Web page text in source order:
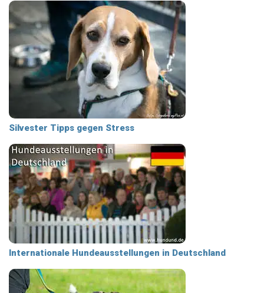
Silvester Tipps gegen Stress
Internationale Hundeausstellungen in Deutschland